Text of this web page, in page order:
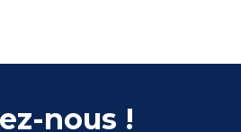
nous !